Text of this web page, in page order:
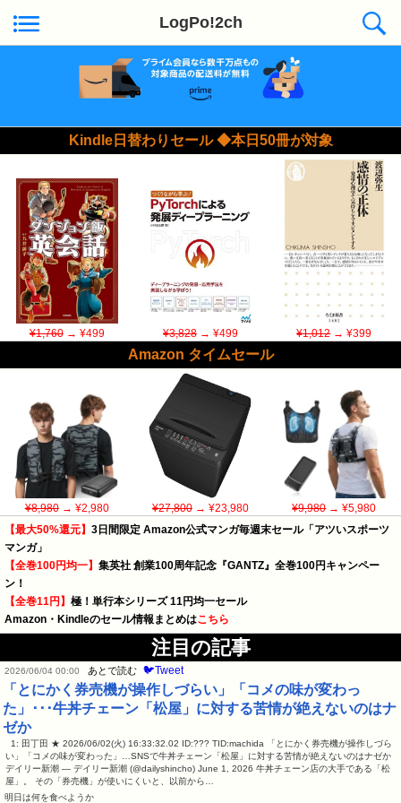
LogPo!2ch
Kindle日替わりセール ◆本日50冊が対象
¥1,760→ ¥499 ¥3,828→ ¥499 ¥1,012→ ¥399
Amazon タイムセール
¥8,980→ ¥2,980 ¥27,800→ ¥23,980 ¥9,980→ ¥5,980
【最大50%還元】 3日間限定 Amazon公式マンガ毎週末セール「アツいスポーツ
マンガ」
【全巻100円均一】 集英社 創業100周年記念『GANTZ』全巻100円キャンペー
ン！
【全巻11円】 極！単行本シリーズ 11円均一セール
Amazon・Kindleのセール情報まとめはこちら
注目の記事
2026/06/04 00:00 あとで読む 🐦Tweet
「とにかく券売機が操作しづらい」「コメの味が変わっ
た」･･･牛丼チェーン「松屋」に対する苦情が絶えないのはナ
ゼか
1: 田丁田 ★ 2026/06/02(火) 16:33:32.02 ID:??? TID:machida 「とにかく券売機が操作しづら
い」「コメの味が変わった」…SNSで牛丼チェーン「松屋」に対する苦情が絶えないのはナゼか
デイリー新潮 — デイリー新潮 (@dailyshincho) June 1, 2026 牛丼チェーン店の大手である「松
屋」。 その「券売機」が使いにくいと、以前から…
明日は何を食べようか